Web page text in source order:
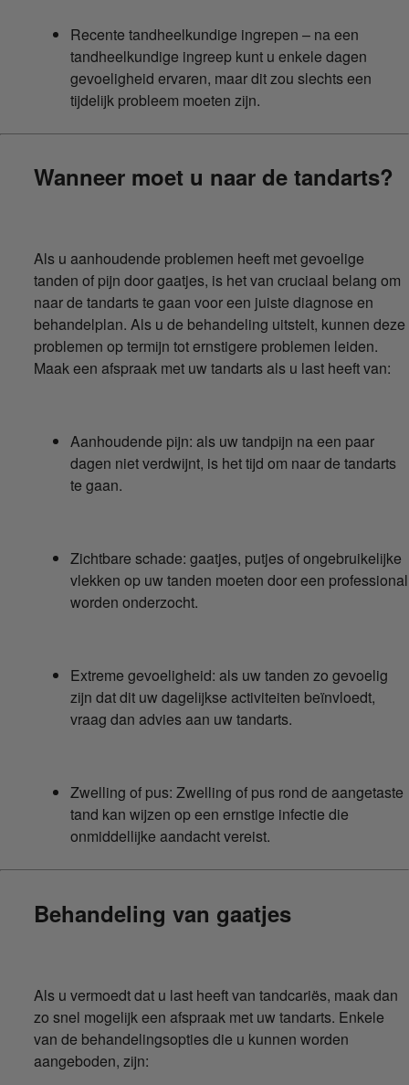
Recente tandheelkundige ingrepen – na een
tandheelkundige ingreep kunt u enkele dagen
gevoeligheid ervaren, maar dit zou slechts een
tijdelijk probleem moeten zijn.
Wanneer moet u naar de tandarts?
Als u aanhoudende problemen heeft met gevoelige
tanden of pijn door gaatjes, is het van cruciaal belang om
naar de tandarts te gaan voor een juiste diagnose en
behandelplan. Als u de behandeling uitstelt, kunnen deze
problemen op termijn tot ernstigere problemen leiden.
Maak een afspraak met uw tandarts als u last heeft van:
Aanhoudende pijn: als uw tandpijn na een paar
dagen niet verdwijnt, is het tijd om naar de tandarts
te gaan.
Zichtbare schade: gaatjes, putjes of ongebruikelijke
vlekken op uw tanden moeten door een professional
worden onderzocht.
Extreme gevoeligheid: als uw tanden zo gevoelig
zijn dat dit uw dagelijkse activiteiten beïnvloedt,
vraag dan advies aan uw tandarts.
Zwelling of pus: Zwelling of pus rond de aangetaste
tand kan wijzen op een ernstige infectie die
onmiddellijke aandacht vereist.
Behandeling van gaatjes
Als u vermoedt dat u last heeft van tandcariës, maak dan
zo snel mogelijk een afspraak met uw tandarts. Enkele
van de behandelingsopties die u kunnen worden
aangeboden, zijn: